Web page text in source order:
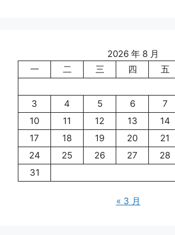
2026 年 8 月
一
二 三 四 五
3
4 5 6 7
10
11 12 13 14
17
18 19 20 21
24
25 26 27 28
31
« 3 月